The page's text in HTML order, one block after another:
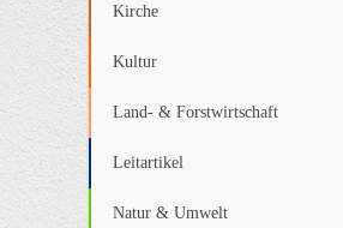
Kirche
Kultur
Land- & Forstwirtschaft
Leitartikel
Natur & Umwelt